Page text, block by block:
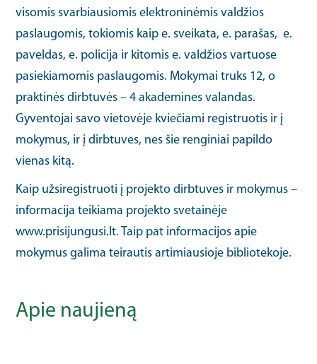
visomis svarbiausiomis elektroninėmis valdžios
paslaugomis, tokiomis kaip e. sveikata, e. parašas, e.
paveldas, e. policija ir kitomis e. valdžios vartuose
pasiekiamomis paslaugomis. Mokymai truks 12, o
praktinės dirbtuvės – 4 akademines valandas.
Gyventojai savo vietovėje kviečiami registruotis ir į
mokymus, ir į dirbtuves, nes šie renginiai papildo
vienas kitą.
Kaip užsiregistruoti į projekto dirbtuves ir mokymus –
informacija teikiama projekto svetainėje
www.prisijungusi.lt. Taip pat informacijos apie
mokymus galima teirautis artimiausioje bibliotekoje.
Apie naujieną